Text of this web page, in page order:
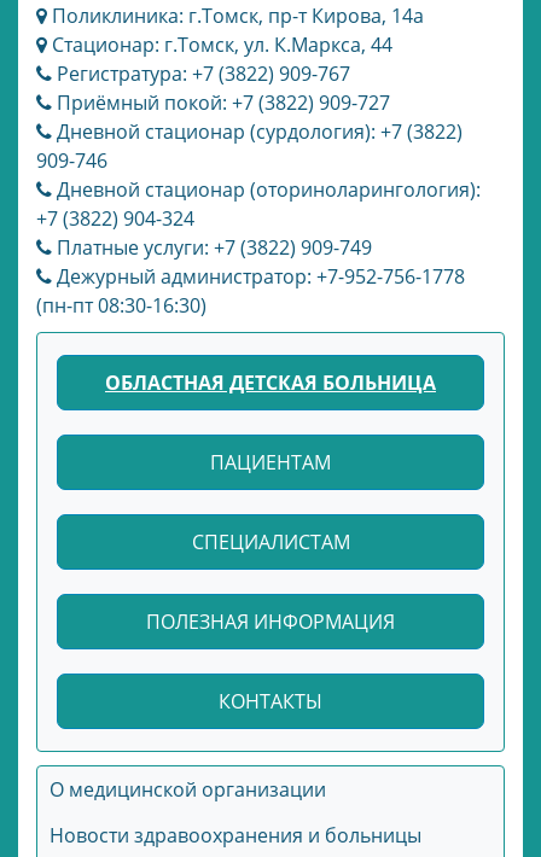
Поликлиника: г.Томск, пр-т Кирова, 14а
Стационар: г.Томск, ул. К.Маркса, 44
Регистратура: +7 (3822) 909-767
Приёмный покой: +7 (3822) 909-727
Дневной стационар (сурдология): +7 (3822)
909-746
Дневной стационар (оториноларингология):
+7 (3822) 904-324
Платные услуги: +7 (3822) 909-749
Дежурный администратор: +7-952-756-1778
(пн-пт 08:30-16:30)
ОБЛАСТНАЯ ДЕТСКАЯ БОЛЬНИЦА
ПАЦИЕНТАМ
СПЕЦИАЛИСТАМ
ПОЛЕЗНАЯ ИНФОРМАЦИЯ
КОНТАКТЫ
О медицинской организации
Новости здравоохранения и больницы